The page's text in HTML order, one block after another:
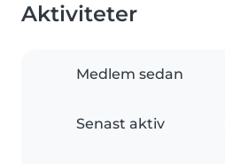
Aktiviteter
Medlem sedan
Senast aktiv